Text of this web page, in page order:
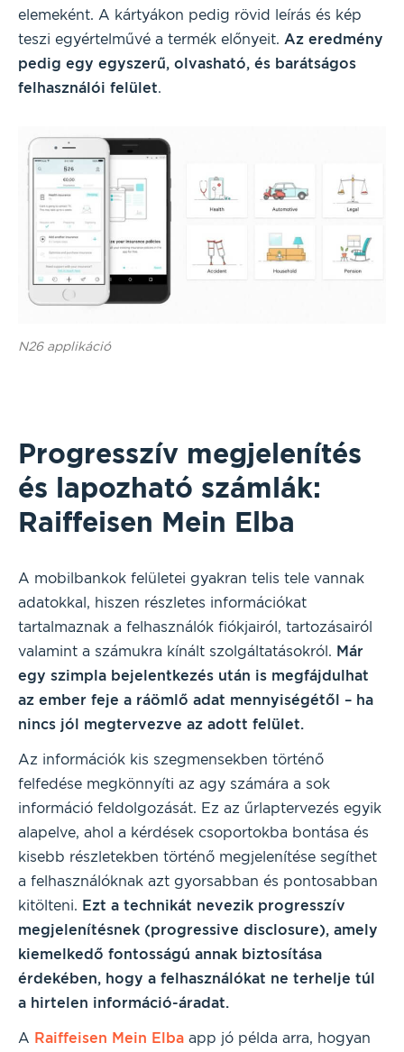
elemeként. A kártyákon pedig rövid leírás és kép
teszi egyértelművé a termék előnyeit. Az eredmény
pedig egy egyszerű, olvasható, és barátságos
felhasználói felület.
N26 applikáció
Progresszív megjelenítés
és lapozható számlák:
Raiffeisen Mein Elba
A mobilbankok felületei gyakran telis tele vannak
adatokkal, hiszen részletes információkat
tartalmaznak a felhasználók fiókjairól, tartozásairól
valamint a számukra kínált szolgáltatásokról. Már
egy szimpla bejelentkezés után is megfájdulhat
az ember feje a ráömlő adat mennyiségétől – ha
nincs jól megtervezve az adott felület.
Az információk kis szegmensekben történő
felfedése megkönnyíti az agy számára a sok
információ feldolgozását. Ez az űrlaptervezés egyik
alapelve, ahol a kérdések csoportokba bontása és
kisebb részletekben történő megjelenítése segíthet
a felhasználóknak azt gyorsabban és pontosabban
kitölteni. Ezt a technikát nevezik progresszív
megjelenítésnek (progressive disclosure), amely
kiemelkedő fontosságú annak biztosítása
érdekében, hogy a felhasználókat ne terhelje túl
a hirtelen információ-áradat.
A Raiffeisen Mein Elba app jó példa arra, hogyan